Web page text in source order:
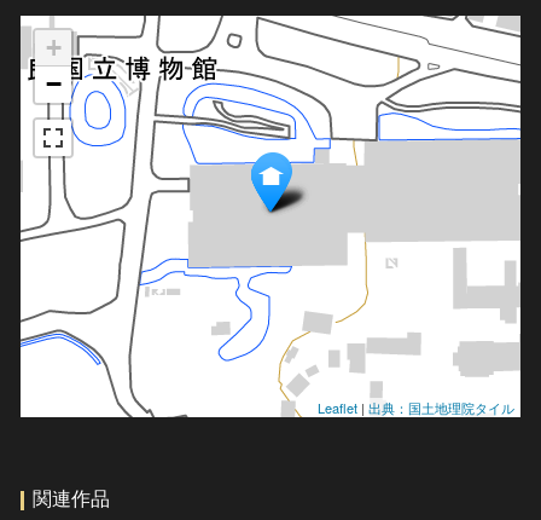
+
−
Leaflet | 出典：国土地理院タイル
関連作品